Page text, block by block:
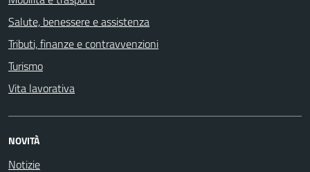
Salute, benessere e assistenza
Tributi, finanze e contravvenzioni
Turismo
Vita lavorativa
NOVITÀ
Notizie